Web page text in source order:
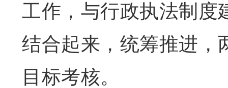
工作，与行政执法制度
结合起来，统筹推进，
目标考核。